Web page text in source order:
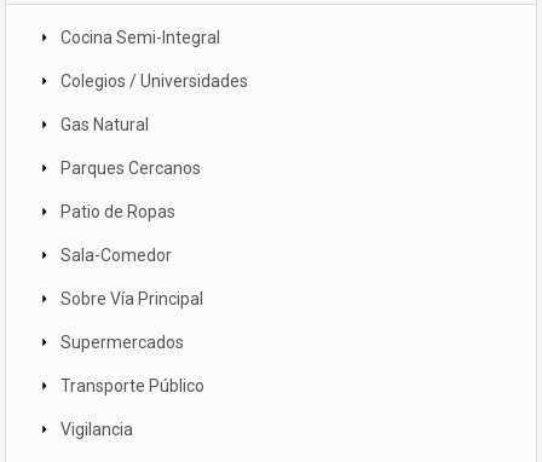
Cocina Semi-Integral
Colegios / Universidades
Gas Natural
Parques Cercanos
Patio de Ropas
Sala-Comedor
Sobre Vía Principal
Supermercados
Transporte Público
Vigilancia